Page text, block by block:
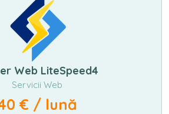
Web LiteSpeed4
Servicii Web
€ / lună